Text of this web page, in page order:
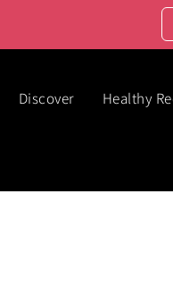
Discover Healthy